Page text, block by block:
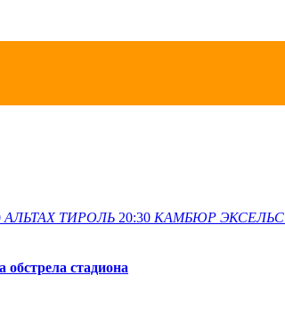
АЛЬТАХ ТИРОЛЬ 20:30 КАМБЮР ЭКСЕЛЬС
стадиона